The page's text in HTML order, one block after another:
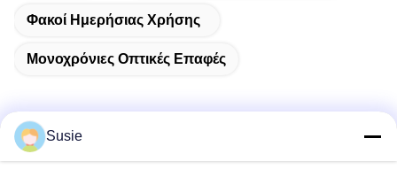
Φακοί Ημερήσιας Χρήσης
Μονοχρόνιες Οπτικές Επαφές
Susie